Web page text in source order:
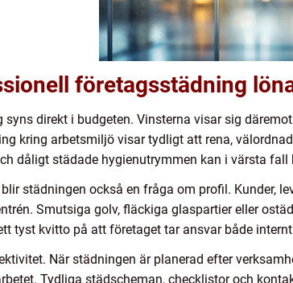
företagsstädning
direkt i budgeten. Vinsterna visar sig
kring arbetsmiljö visar tydligt att rena,
dåligt städade hygienutrymmen kan i värsta
städningen också en fråga om profil. Kunder,
Smutsiga golv, fläckiga glaspartier eller
tyst kvitto på att företaget tar ansvar både
När städningen är planerad efter
Tydliga städscheman, checklistor och